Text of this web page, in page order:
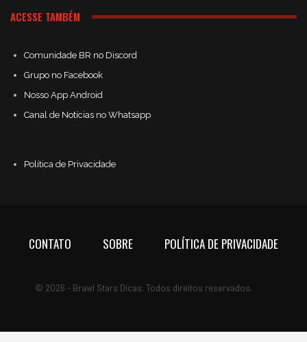
ACESSE TAMBÉM
Comunidade BR no Discord
Grupo no Facebook
Nosso App Android
Canal de Notícias no Whatsapp
Política de Privacidade
CONTATO SOBRE POLÍTICA DE PRIVACIDADE
© 2026 - Brawl Stars Dicas. Todos direitos reservados.